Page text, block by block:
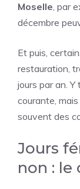
Moselle, par
décembre
Et puis,
restauration,
jours par an.
courante,
souvent des
Jours
non : le